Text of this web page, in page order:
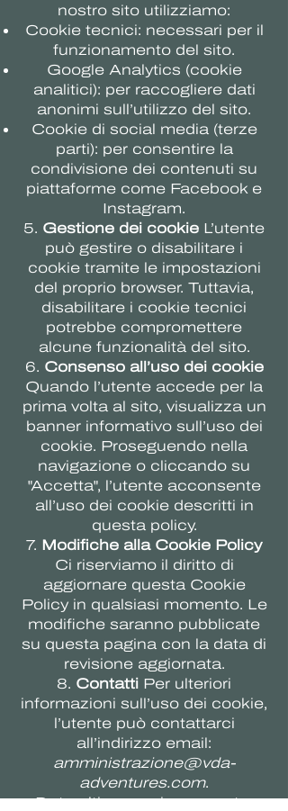
nostro sito utilizziamo:
Cookie tecnici: necessari per il
funzionamento del sito.
Google Analytics (cookie
analitici): per raccogliere dati
anonimi sull’utilizzo del sito.
Cookie di social media (terze
parti): per consentire la
condivisione dei contenuti su
piattaforme come Facebook e
Instagram.
5. Gestione dei cookie L’utente
può gestire o disabilitare i
cookie tramite le impostazioni
del proprio browser. Tuttavia,
disabilitare i cookie tecnici
potrebbe compromettere
alcune funzionalità del sito.
6. Consenso all’uso dei cookie
Quando l’utente accede per la
prima volta al sito, visualizza un
banner informativo sull’uso dei
cookie. Proseguendo nella
navigazione o cliccando su
"Accetta", l’utente acconsente
all’uso dei cookie descritti in
questa policy.
7. Modifiche alla Cookie Policy
Ci riserviamo il diritto di
aggiornare questa Cookie
Policy in qualsiasi momento. Le
modifiche saranno pubblicate
su questa pagina con la data di
revisione aggiornata.
8. Contatti Per ulteriori
informazioni sull’uso dei cookie,
l’utente può contattarci
all’indirizzo email:
amministrazione@vda-
adventures.com.
Data ultimo aggiornamento: